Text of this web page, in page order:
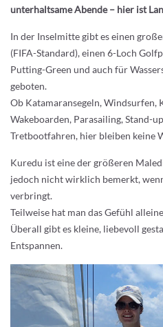
unterhaltsame Abende – hier ist
In der Inselmitte gibt es einen
(FIFA-Standard), einen 6-Loch
Putting-Green und auch für
geboten.
Ob Katamaransegeln, Windsurfen,
Wakeboarden, Parasailing, Stand-
Tretbootfahren, hier bleiben keine
Kuredu ist eine der größeren
jedoch nicht wirklich bemerkt,
verbringt.
Teilweise hat man das Gefühl
Überall gibt es kleine, liebevoll
Entspannen.